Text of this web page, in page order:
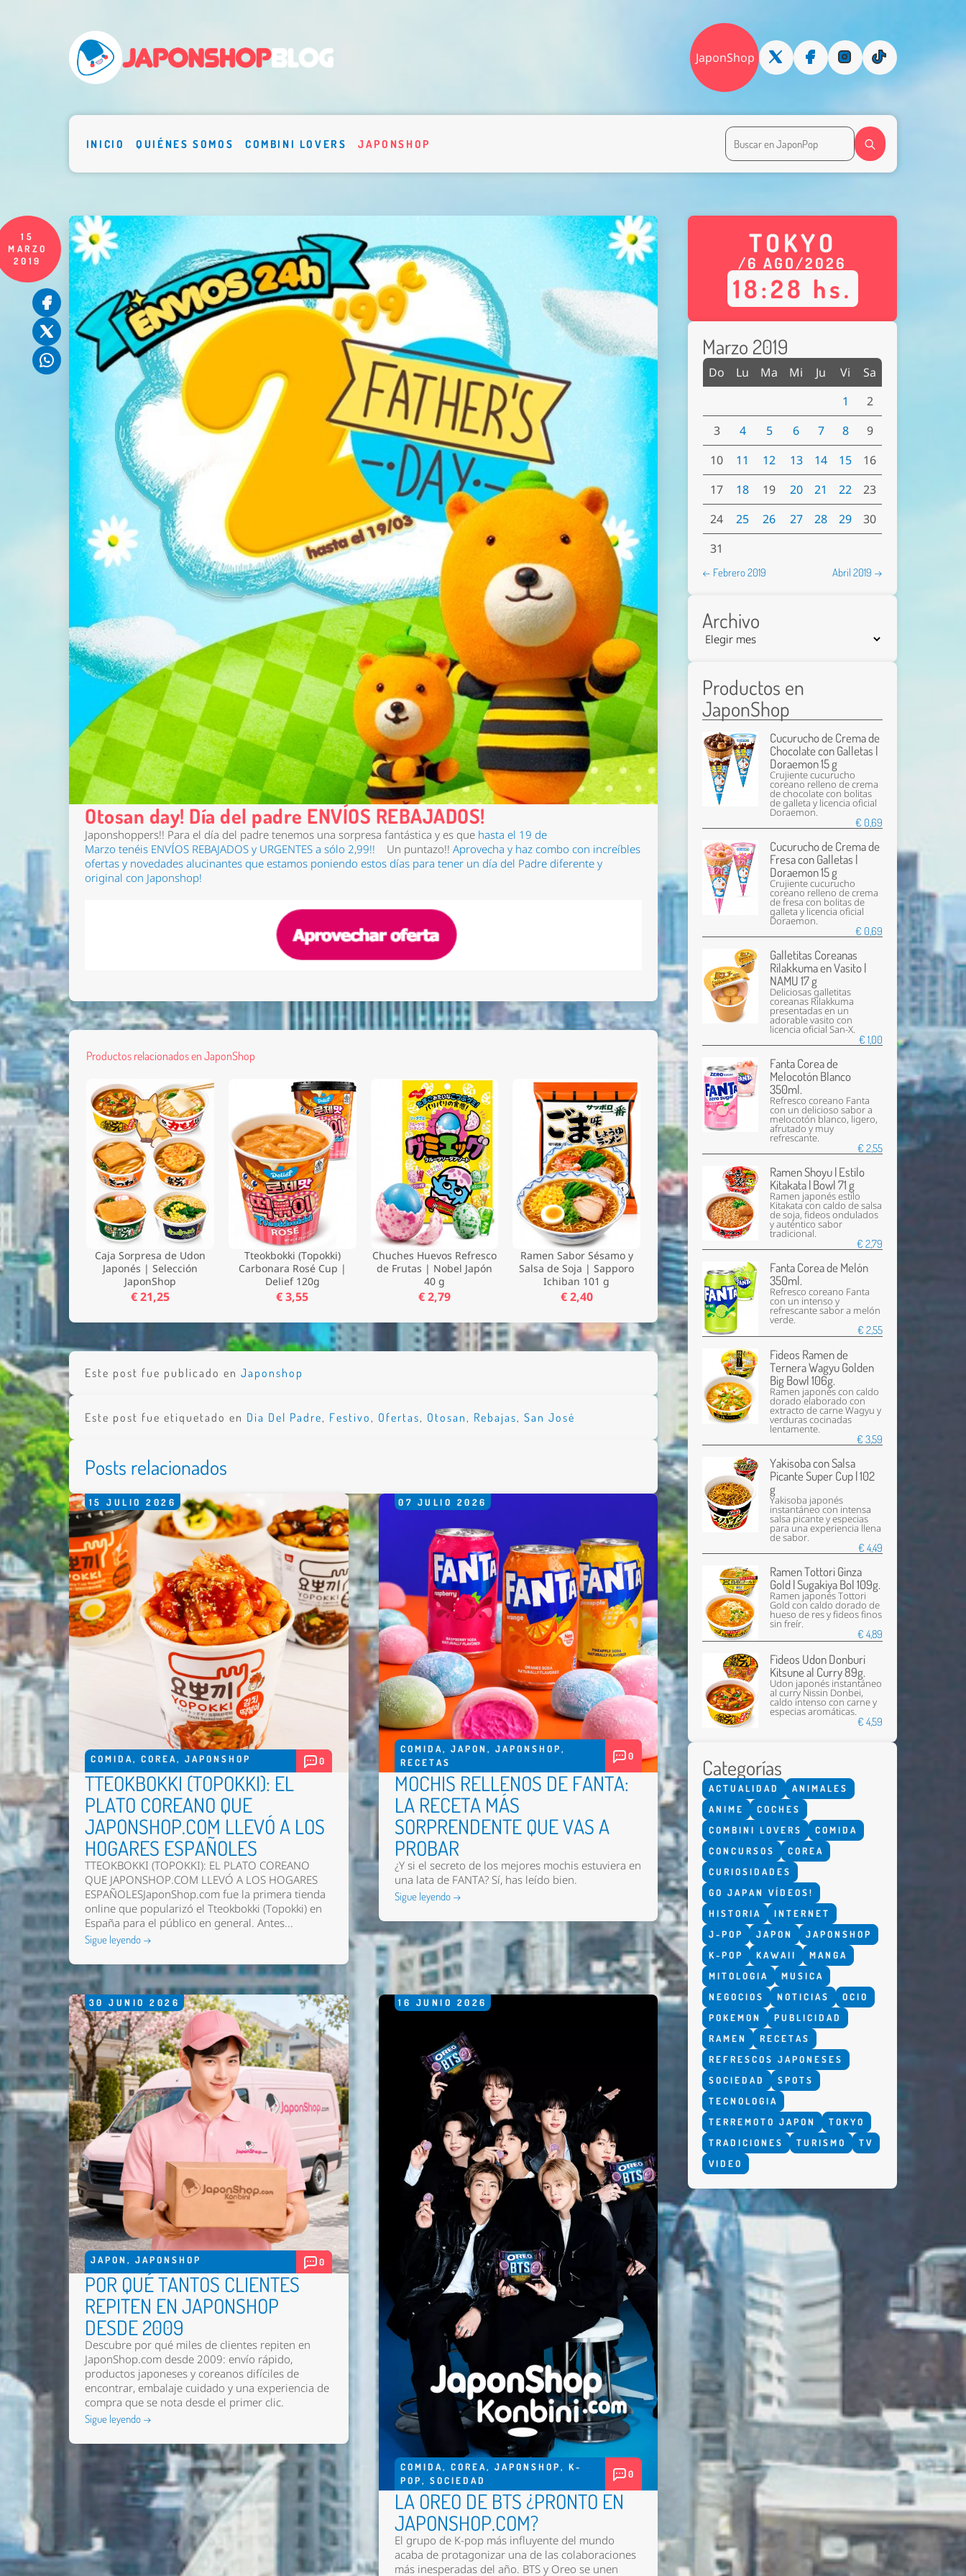
JaponShop
INICIO QUIÉNES SOMOS COMBINI LOVERS JAPONSHOP
15
MARZO
2019
Otosan day! Día del padre ENVÍOS REBAJADOS!
Japonshoppers!! Para el día del padre tenemos una sorpresa fantástica y es que hasta el 19 de
Marzotenéis ENVÍOS REBAJADOS y URGENTES a sólo 2,99!! Un puntazo!! Aprovecha y haz combo con increíbles
ofertas y novedades alucinantes que estamos poniendo estos días para tener un día del Padre diferente y
original con Japonshop!
Productos relacionados en JaponShop
Caja Sorpresa de Udon
Japonés | Selección
JaponShop
€ 21,25
Tteokbokki (Topokki)
Carbonara Rosé Cup |
Delief 120g
€ 3,55
Chuches Huevos Refresco
de Frutas | Nobel Japón
40 g
€ 2,79
Ramen Sabor Sésamo y
Salsa de Soja | Sapporo
Ichiban 101 g
€ 2,40
Este post fue publicado enJaponshop
Este post fue etiquetado en Dia Del Padre, Festivo , Ofertas, Otosan , Rebajas,San José
Posts relacionados
15 JULIO 2026
COMIDA,COREA,JAPONSHOP 0
TTEOKBOKKI (TOPOKKI): EL
PLATO COREANO QUE
JAPONSHOP.COM LLEVÓ A LOS
HOGARES ESPAÑOLES
TTEOKBOKKI (TOPOKKI): EL PLATO COREANO
QUE JAPONSHOP.COM LLEVÓ A LOS HOGARES
ESPAÑOLESJaponShop.com fue la primera tienda
online que popularizó el Tteokbokki (Topokki) en
España para el público en general. Antes...
Sigue leyendo →
07 JULIO 2026
COMIDA, JAPON , JAPONSHOP,
RECETAS
0
MOCHIS RELLENOS DE FANTA:
LA RECETA MÁS
SORPRENDENTE QUE VAS A
PROBAR
¿Y si el secreto de los mejores mochis estuviera en
una lata de FANTA? Sí, has leído bien.
Sigue leyendo →
30 JUNIO 2026
JAPON,JAPONSHOP 0
POR QUÉ TANTOS CLIENTES
REPITEN EN JAPONSHOP
DESDE 2009
Descubre por qué miles de clientes repiten en
JaponShop.com desde 2009: envío rápido,
productos japoneses y coreanos difíciles de
encontrar, embalaje cuidado y una experiencia de
compra que se nota desde el primer clic.
Sigue leyendo →
16 JUNIO 2026
COMIDA, COREA, JAPONSHOP, K-
POP, SOCIEDAD
0
LA OREO DE BTS ¿PRONTO EN
JAPONSHOP.COM?
El grupo de K-pop más influyente del mundo
acaba de protagonizar una de las colaboraciones
más inesperadas del año. BTS y Oreo se unen
TOKYO
/6 AGO/2026
18:28 hs.
Marzo 2019
Do Lu Ma Mi Ju Vi
Sa
1
2
3
4 5 6 7 8
9
10
11 12 13 14 15
16
17
18 19 20 21 22
23
24
25 26 27 28 29
30
31
← Febrero 2019 Abril 2019 →
Archivo
Productos en
JaponShop
Cucurucho de Crema de
Chocolate con Galletas |
Doraemon 15 g
Crujiente cucurucho
coreano relleno de crema
de chocolate con bolitas
de galleta y licencia oficial
Doraemon.
€ 0,69
Cucurucho de Crema de
Fresa con Galletas |
Doraemon 15 g
Crujiente cucurucho
coreano relleno de crema
de fresa con bolitas de
galleta y licencia oficial
Doraemon.
€ 0,69
Galletitas Coreanas
Rilakkuma en Vasito |
NAMU 17 g
Deliciosas galletitas
coreanas Rilakkuma
presentadas en un
adorable vasito con
licencia oficial San-X.
€ 1,00
Fanta Corea de
Melocotón Blanco
350ml.
Refresco coreano Fanta
con un delicioso sabor a
melocotón blanco, ligero,
afrutado y muy
refrescante.
€ 2,55
Ramen Shoyu | Estilo
Kitakata | Bowl 71 g
Ramen japonés estilo
Kitakata con caldo de salsa
de soja, fideos ondulados
y auténtico sabor
tradicional.
€ 2,79
Fanta Corea de Melón
350ml.
Refresco coreano Fanta
con un intenso y
refrescante sabor a melón
verde.
€ 2,55
Fideos Ramen de
Ternera Wagyu Golden
Big Bowl 106g.
Ramen japonés con caldo
dorado elaborado con
extracto de carne Wagyu y
verduras cocinadas
lentamente.
€ 3,59
Yakisoba con Salsa
Picante Super Cup | 102
g
Yakisoba japonés
instantáneo con intensa
salsa picante y especias
para una experiencia llena
de sabor.
€ 4,49
Ramen Tottori Ginza
Gold | Sugakiya Bol 109g.
Ramen japonés Tottori
Gold con caldo dorado de
hueso de res y fideos finos
sin freír.
€ 4,89
Fideos Udon Donburi
Kitsune al Curry 89g.
Udon japonés instantáneo
al curry Nissin Donbei,
caldo intenso con carne y
especias aromáticas.
€ 4,59
Categorías
ACTUALIDAD
ANIMALES
ANIME
COCHES
COMBINI LOVERS
COMIDA
CONCURSOS
COREA
CURIOSIDADES
GO JAPAN VÍDEOS!
HISTORIA
INTERNET
J-POP
JAPON
JAPONSHOP
K-POP
KAWAII
MANGA
MITOLOGIA
MUSICA
NEGOCIOS
NOTICIAS
OCIO
POKEMON
PUBLICIDAD
RAMEN
RECETAS
REFRESCOS JAPONESES
SOCIEDAD
SPOTS
TECNOLOGIA
TERREMOTO JAPON
TOKYO
TRADICIONES
TURISMO
TV
VIDEO
Comentario *
Enviar